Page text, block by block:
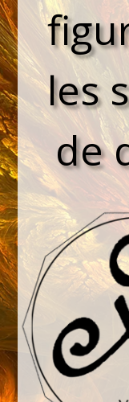
les
de